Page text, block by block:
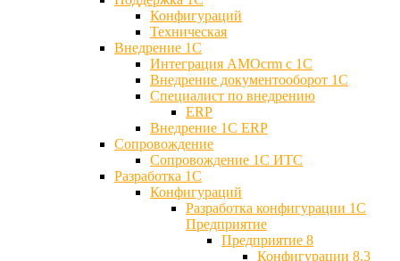
Конфигураций
Техническая
Внедрение 1С
Интеграция AMOcrm с 1C
Внедрение документооборот 1С
Специалист по внедрению
ERP
Внедрение 1С ERP
Cопровождение
Cопровождение 1С ИТС
Разработка 1C
Конфигураций
Разработка конфигурации 1С
Предприятие
Предприятие 8
Конфигурации 8.3